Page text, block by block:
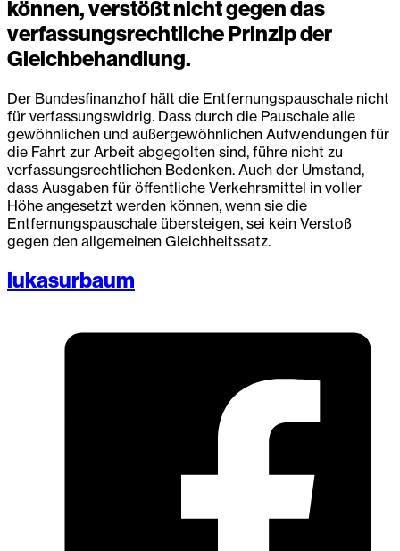
können, verstößt nicht gegen das
verfassungsrechtliche Prinzip der
Gleichbehandlung.
Der Bundesfinanzhof hält die Entfernungspauschale nicht
für verfassungswidrig. Dass durch die Pauschale alle
gewöhnlichen und außergewöhnlichen Aufwendungen für
die Fahrt zur Arbeit abgegolten sind, führe nicht zu
verfassungsrechtlichen Bedenken. Auch der Umstand,
dass Ausgaben für öffentliche Verkehrsmittel in voller
Höhe angesetzt werden können, wenn sie die
Entfernungspauschale übersteigen, sei kein Verstoß
gegen den allgemeinen Gleichheitssatz.
lukasurbaum